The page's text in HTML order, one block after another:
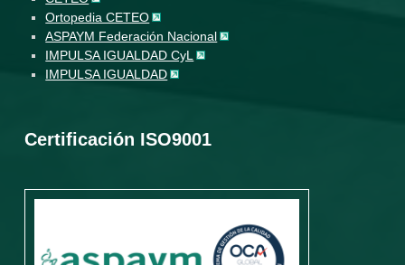
Ortopedia CETEO
ASPAYM Federación Nacional
IMPULSA IGUALDAD CyL
IMPULSA IGUALDAD
Certificación ISO9001